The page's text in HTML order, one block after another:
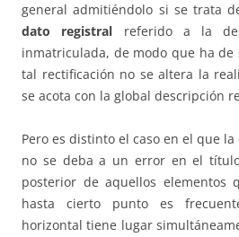
general admitiéndolo si se trata
dato registral referido a la
inmatriculada, de modo que ha
tal rectificación no se altera la
se acota con la global descripción
Pero es distinto el caso en el que
no se deba a un error en el
posterior de aquellos elementos
hasta cierto punto es
horizontal tiene lugar